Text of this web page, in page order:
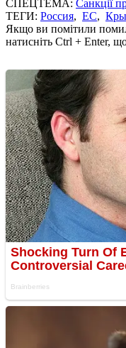
СПЕЦТЕМА: Санкції
ТЕГИ: Россия, ЕС,
Якщо ви помітили
натисніть Ctrl + Enter,